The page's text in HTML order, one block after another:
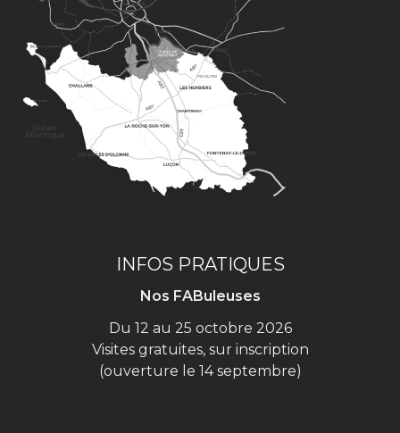
INFOS PRATIQUES
Nos FABuleuses
Du 12 au 25 octobre 2026
Visites gratuites, sur inscription
(ouverture le 14 septembre)